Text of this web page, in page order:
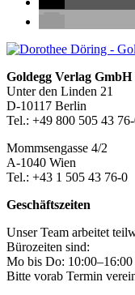
Seitenleiste
Footer-
Section
Goldegg Verlag GmbH
Unter den Linden 21
D-10117 Berlin
Tel.: +49 800 505 43
Mommsengasse 4/2
A-1040 Wien
Tel.: +43 1 505 43 76-0
Geschäftszeiten
Unser Team arbeitet
Bürozeiten sind:
Mo bis Do: 10:00–16:00
Bitte vorab Termin